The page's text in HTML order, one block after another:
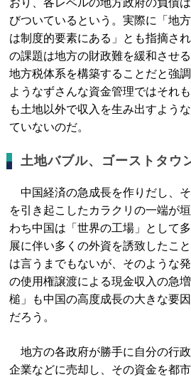
おり、各レベルの地方政府の負債
びついているという。実際に「地
は制度的要素にある」とも指摘さ
の課題は地方の財政難を緩和させ
地方税体系を構築することだと強
ようなずさんな資金管理ではそれ
も土地以外で収入を生み出すよう
ていないのだ。
土地バブル、ゴーストタウ
中国経済の急成長を作りだし、
を引き起こしたカラクリの一端が
わち中国は「世界の工場」として
展に伴い多くの外資を誘致したこ
は言うまでもないが、そのような
の使用権譲渡による現金収入の急
槌」も中国の高度成長の大きな要
だろう。
地方の各政府が勝手に自分の行
企業などに売却し、その資金を都